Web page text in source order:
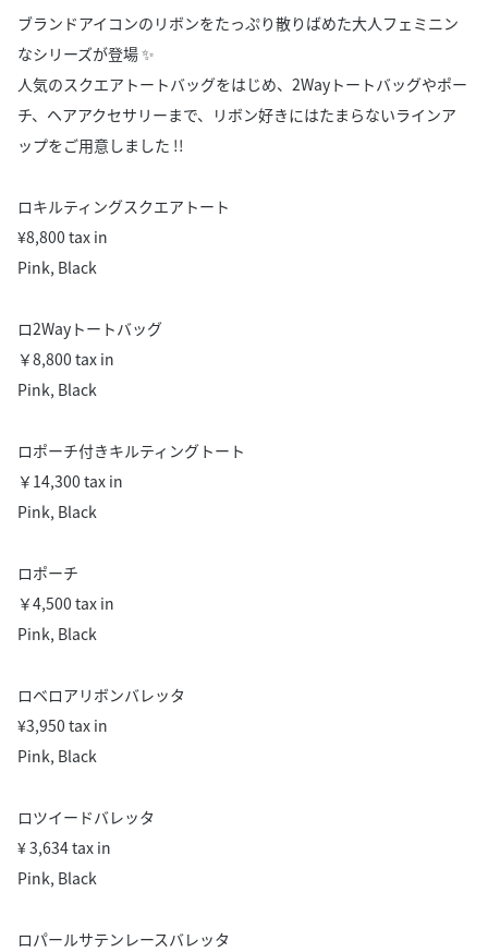
ブランドアイコンのリボンをたっぷり散りばめた大人フェミニン
なシリーズが登場 ✨️
人気のスクエアトートバッグをはじめ、2Wayトートバッグやポー
チ、ヘアアクセサリーまで、リボン好きにはたまらないラインア
ップをご用意しました !!
ロキルティングスクエアトート
¥8,800 tax in
Pink, Black
ロ2Wayトートバッグ
￥8,800 tax in
Pink, Black
ロポーチ付きキルティングトート
￥14,300 tax in
Pink, Black
ロポーチ
￥4,500 tax in
Pink, Black
ロベロアリボンバレッタ
¥3,950 tax in
Pink, Black
ロツイードバレッタ
¥ 3,634 tax in
Pink, Black
ロパールサテンレースバレッタ